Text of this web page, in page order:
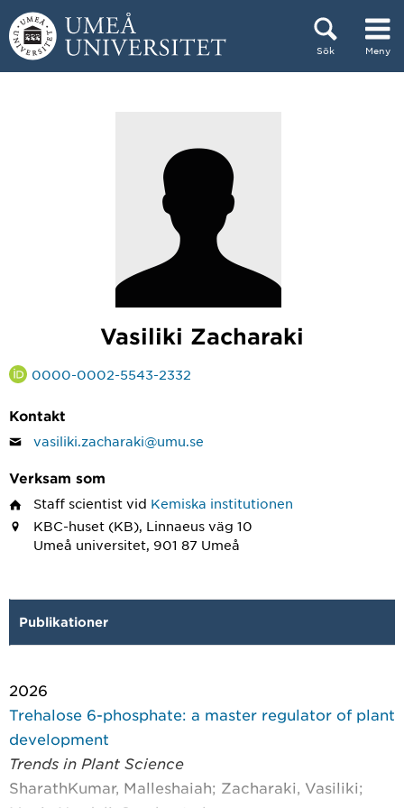
Hoppa direkt till innehållet
Sök Meny
Vasiliki Zacharaki
0000-0002-5543-2332
Kontakt
vasiliki.zacharaki@umu.se
Verksam som
Staff scientist vid Kemiska institutionen
KBC-huset (KB), Linnaeus väg 10
Umeå universitet, 901 87 Umeå
Publikationer
2026
Trehalose 6-phosphate: a master regulator of plant
development
Trends in Plant Science
SharathKumar, Malleshaiah; Zacharaki, Vasiliki;